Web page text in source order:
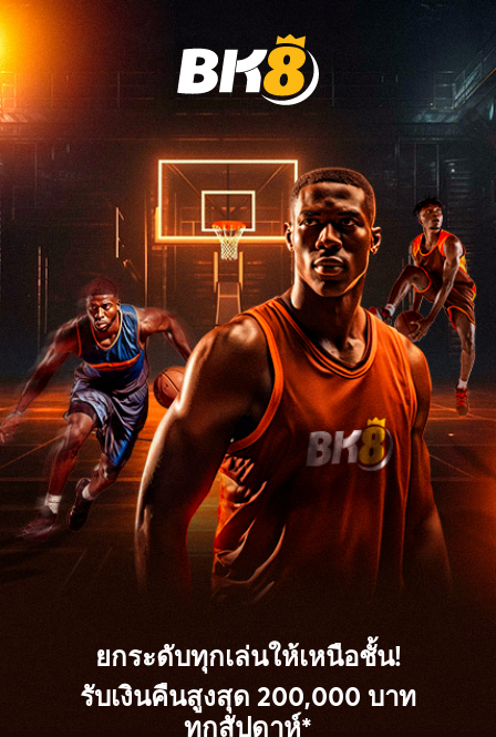
ยกระดับทุกเล่นให้เหนือชั้น!
รับเงินคืนสูงสุด 200,000 บาท
ทุกสัปดาห์*